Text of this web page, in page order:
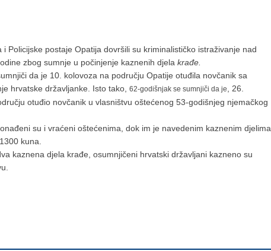
Policijske postaje Opatija dovršili su kriminalističko istraživanje nad
zbog sumnje u počinjenje kaznenih djela krađe.
da je 10. kolovoza na području Opatije otuđila novčanik sa
hrvatske državljanke. Isto tako, 62-godišnjak se sumnjiči da je
, 26.
otuđio novčanik u vlasništvu oštećenog 53-godišnjeg njemačkog
su i vraćeni oštećenima, dok im je navedenim kaznenim djelima
kuna.
kaznena djela krađe, osumnjičeni hrvatski državljani kazneno su